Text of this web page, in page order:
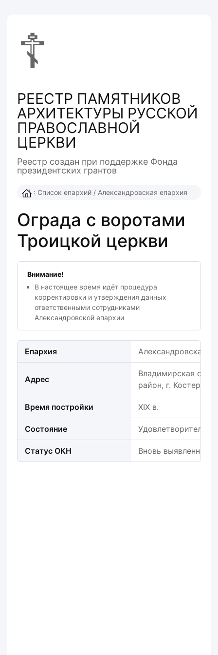
☦
РЕЕСТР ПАМЯТНИКОВ
АРХИТЕКТУРЫ РУССКОЙ
ПРАВОСЛАВНОЙ
ЦЕРКВИ
Реестр создан при поддержке Фонда
президентcких грантов
: Список епархий / Александровская епархия
Ограда с воротами
Троицкой церкви
Внимание!
В настоящее время идёт процедура
корректировки и утверждения данных
ответственными сотрудниками
Александровской епархии
Епархия Александровская
Адрес
Владимирская
район, г. Костерево
Время постройки XIX в.
Состояние
Статус ОКН Вновь выявленный